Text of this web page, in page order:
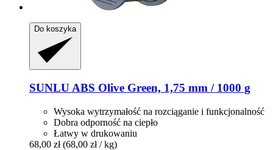
Do koszyka
SUNLU ABS Olive Green, 1,75 mm / 1000 g
Wysoka wytrzymałość na rozciąganie i funkcjonalność
Dobra odporność na ciepło
Łatwy w drukowaniu
68,00 zł (68,00 zł / kg)